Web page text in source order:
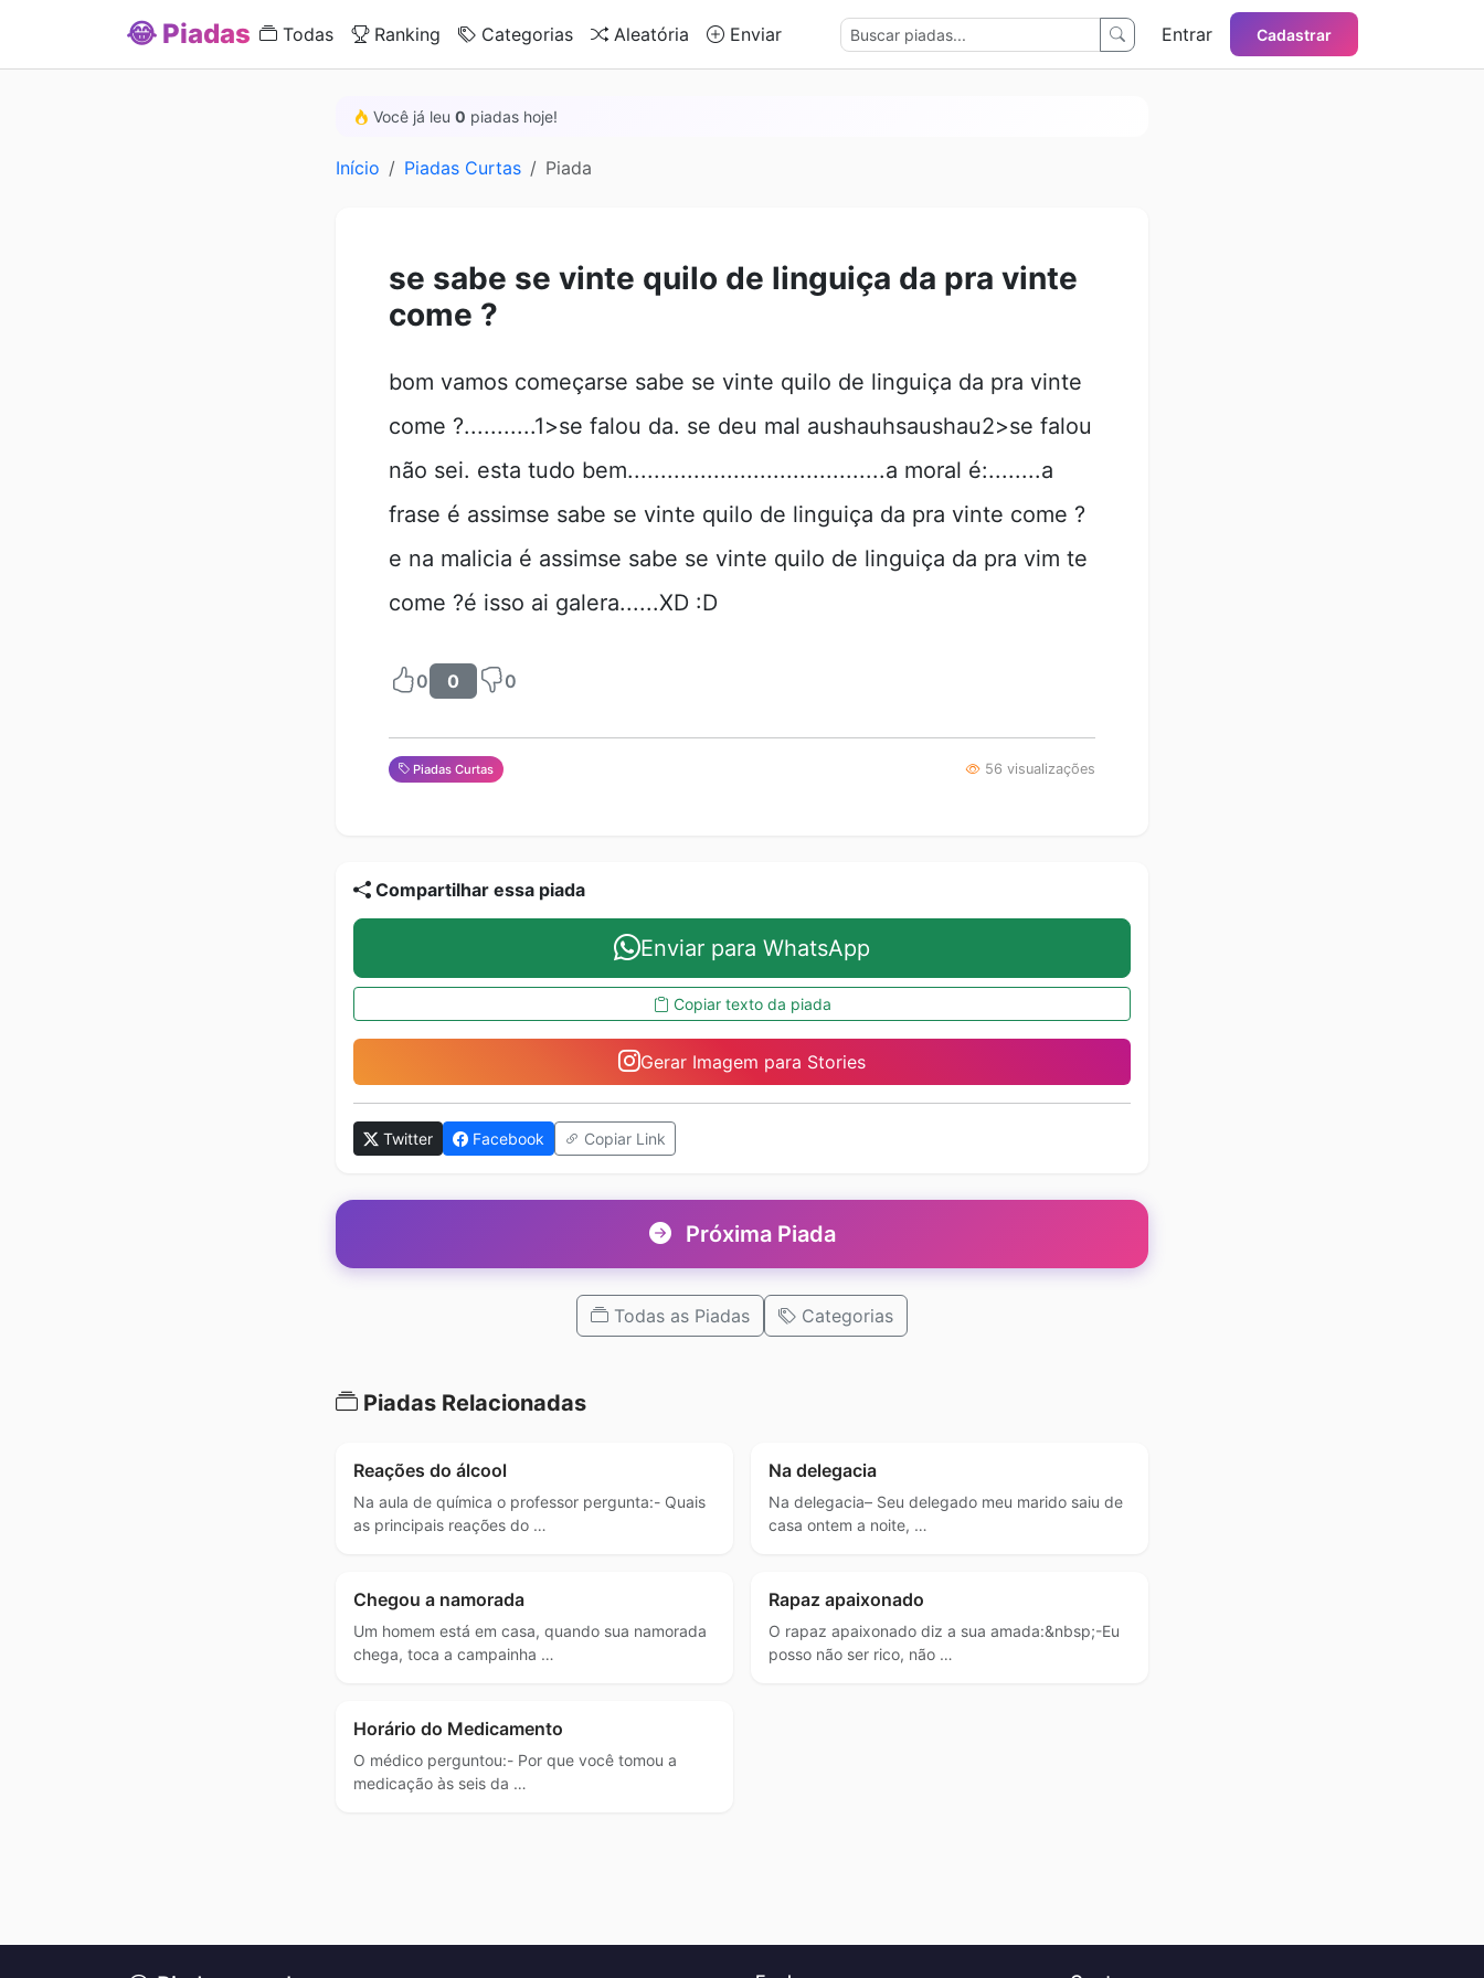
😂 Piadas Todas Ranking Categorias Aleatória Enviar Entrar Cadastrar
Você já leu 0 piadas hoje!
Início Piadas Curtas Piada
se sabe se vinte quilo de linguiça da pra vinte
come ?
bom vamos começarse sabe se vinte quilo de linguiça da pra vinte
come ?...........1>se falou da. se deu mal aushauhsaushau2>se falou
não sei. esta tudo bem.......................................a moral é:........a
frase é assimse sabe se vinte quilo de linguiça da pra vinte come ?
e na malicia é assimse sabe se vinte quilo de linguiça da pra vim te
come ?é isso ai galera......XD :D
0 0 0
Piadas Curtas 56 visualizações
Compartilhar essa piada
Enviar para WhatsApp
Copiar texto da piada
Gerar Imagem para Stories
Twitter Facebook Copiar Link
Próxima Piada
Todas as Piadas Categorias
Piadas Relacionadas
Reações do álcool
Na aula de química o professor pergunta:- Quais
as principais reações do …
Na delegacia
Na delegacia– Seu delegado meu marido saiu de
casa ontem a noite, …
Chegou a namorada
Um homem está em casa, quando sua namorada
chega, toca a campainha …
Rapaz apaixonado
O rapaz apaixonado diz a sua amada:&nbsp;-Eu
posso não ser rico, não …
Horário do Medicamento
O médico perguntou:- Por que você tomou a
medicação às seis da …